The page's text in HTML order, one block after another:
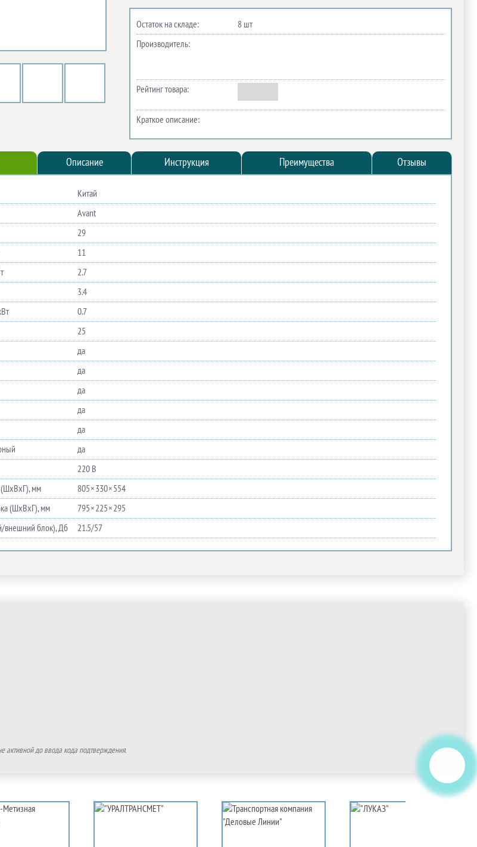
Остаток на складе:
8 шт
Производитель:
Рейтинг товара:
Краткое описание:
Описание Инструкция Преимущества Отзывы
Китай
Avant
29
11
2.7
3.4
0.7
25
да
да
да
да
да
да
220 В
(ШхВхГ), мм
805 × 330 × 554
(ШхВхГ), мм
795 × 225 × 295
внешний блок), Дб
21.5/57
активной до ввода кода подтверждения.